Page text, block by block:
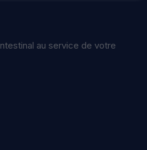
au service de votre